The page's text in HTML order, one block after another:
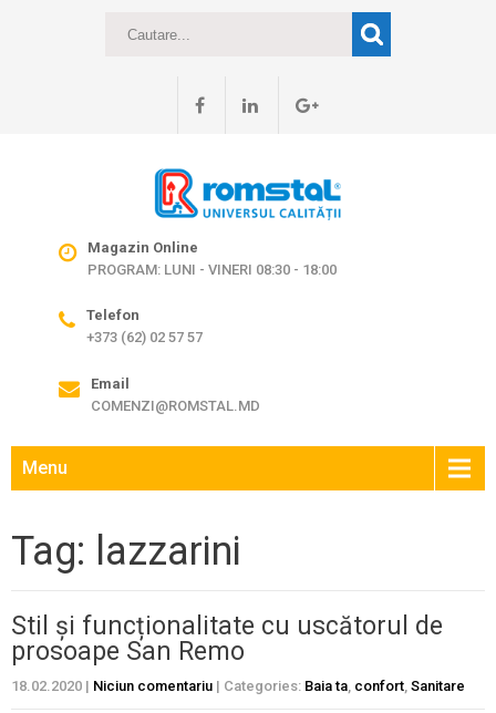
Magazin Online
PROGRAM: LUNI - VINERI 08:30 - 18:00
Telefon
+373 (62) 02 57 57
Email
COMENZI@ROMSTAL.MD
Menu
Tag: lazzarini
Stil și funcționalitate cu uscătorul de
prosoape San Remo
18.02.2020 | Niciun comentariu | Categories: Baia ta, confort, Sanitare